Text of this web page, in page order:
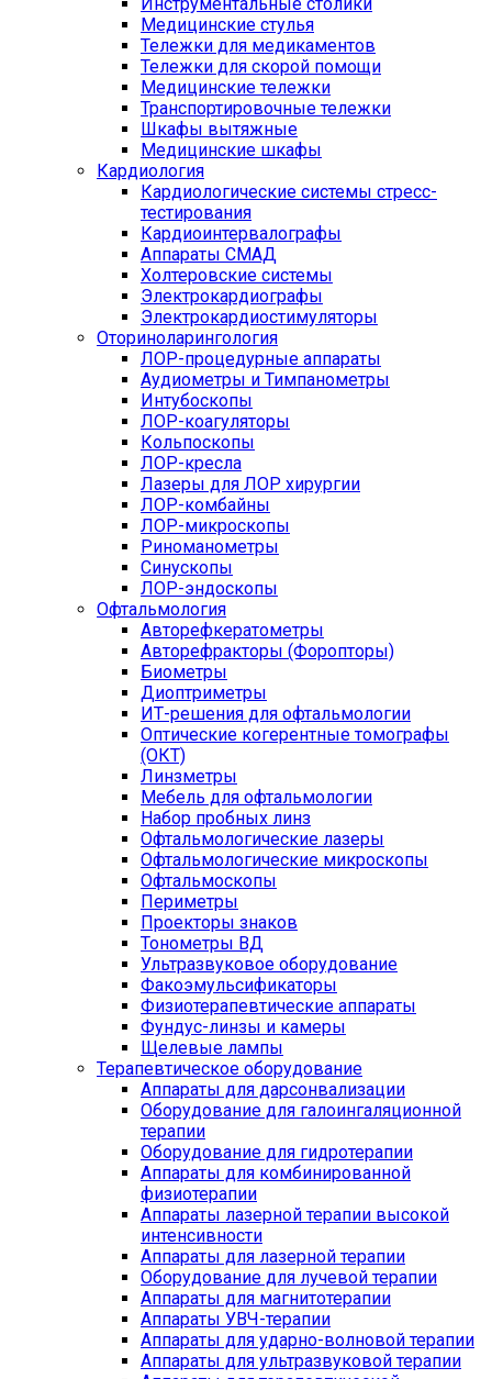
Медицинские стулья
Тележки для медикаментов
Тележки для скорой помощи
Медицинские тележки
Транспортировочные тележки
Шкафы вытяжные
Медицинские шкафы
Кардиология
Кардиологические системы стресс-
тестирования
Кардиоинтервалографы
Аппараты СМАД
Холтеровские системы
Электрокардиографы
Электрокардиостимуляторы
Оториноларингология
ЛОР-процедурные аппараты
Аудиометры и Тимпанометры
Интубоскопы
ЛОР-коагуляторы
Кольпоскопы
ЛОР-кресла
Лазеры для ЛОР хирургии
ЛОР-комбайны
ЛОР-микроскопы
Риноманометры
Синускопы
ЛОР-эндоскопы
Офтальмология
Авторефкератометры
Авторефракторы (Форопторы)
Биометры
Диоптриметры
ИТ-решения для офтальмологии
Оптические когерентные томографы
(ОКТ)
Линзметры
Мебель для офтальмологии
Набор пробных линз
Офтальмологические лазеры
Офтальмологические микроскопы
Офтальмоскопы
Периметры
Проекторы знаков
Тонометры ВД
Ультразвуковое оборудование
Факоэмульсификаторы
Физиотерапевтические аппараты
Фундус-линзы и камеры
Щелевые лампы
Терапевтическое оборудование
Аппараты для дарсонвализации
Оборудование для галоингаляционной
терапии
Оборудование для гидротерапии
Аппараты для комбинированной
физиотерапии
Аппараты лазерной терапии высокой
интенсивности
Аппараты для лазерной терапии
Оборудование для лучевой терапии
Аппараты для магнитотерапии
Аппараты УВЧ-терапии
Аппараты для ударно-волновой терапии
Аппараты для ультразвуковой терапии